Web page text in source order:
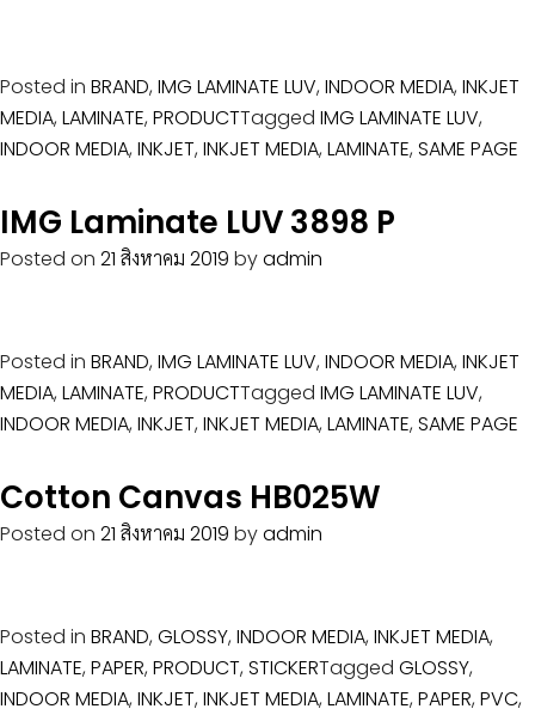
Posted in BRAND, IMG LAMINATE LUV, INDOOR MEDIA, INKJET
MEDIA, LAMINATE, PRODUCTTagged IMG LAMINATE LUV,
INDOOR MEDIA, INKJET, INKJET MEDIA, LAMINATE, SAME PAGE
IMG Laminate LUV 3898 P
Posted on 21 สิงหาคม 2019 byadmin
Posted in BRAND, IMG LAMINATE LUV, INDOOR MEDIA, INKJET
MEDIA, LAMINATE, PRODUCTTagged IMG LAMINATE LUV,
INDOOR MEDIA, INKJET, INKJET MEDIA, LAMINATE, SAME PAGE
Cotton Canvas HB025W
Posted on 21 สิงหาคม 2019 byadmin
Posted in BRAND, GLOSSY, INDOOR MEDIA, INKJET MEDIA,
LAMINATE, PAPER, PRODUCT, STICKERTagged GLOSSY,
INDOOR MEDIA, INKJET, INKJET MEDIA, LAMINATE, PAPER, PVC,